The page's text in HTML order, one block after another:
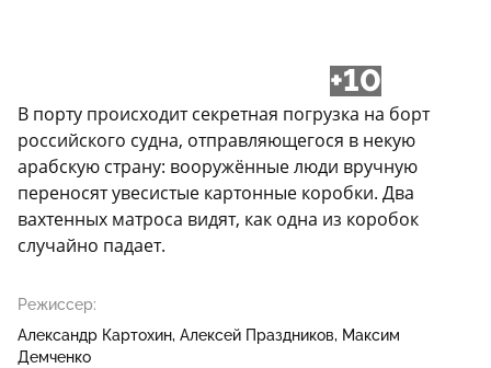
+10
В порту происходит секретная погрузка на борт
российского судна, отправляющегося в некую
арабскую страну: вооружённые люди вручную
переносят увесистые картонные коробки. Два
вахтенных матроса видят, как одна из коробок
случайно падает.
Режиссер:
Александр Картохин Алексей Праздников
Максим
Демченко